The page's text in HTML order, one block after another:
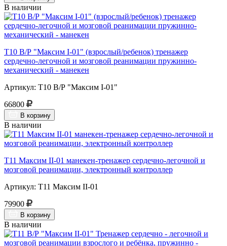
В наличии
Т10 В/Р "Максим I-01" (взрослый/ребенок) тренажер
сердечно-легочной и мозговой реанимации пружинно-
механический - манекен
Артикул: Т10 В/Р "Максим I-01"
66800
В корзину
В наличии
Т11 Максим II-01 манекен-тренажер сердечно-легочной и
мозговой реанимации, электронный контроллер
Артикул: Т11 Максим II-01
79900
В корзину
В наличии